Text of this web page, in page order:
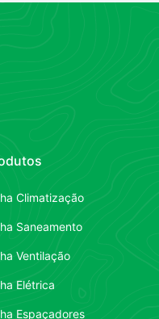
Climatização
Saneamento
Ventilação
Elétrica
Espaçadores